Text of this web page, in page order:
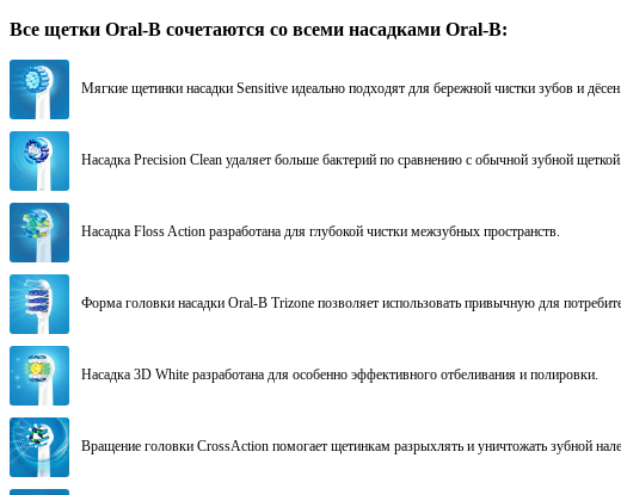
Все щетки Oral-B cочетаются со всеми насадками Oral-B:
Мягкие щетинки насадки Sensitive идеально подходят для бережной чистки зубов и дёсен.
Насадка Precision Clean удаляет больше бактерий по сравнению с обычной зубной щеткой.
Насадка Floss Action разработана для глубокой чистки межзубных пространств.
Форма головки насадки Oral-B Trizone позволяет использовать привычную для
Насадка 3D White разработана для особенно эффективного отбеливания и полировки.
Вращение головки CrossAction помогает щетинкам разрыхлять и уничтожать зубной